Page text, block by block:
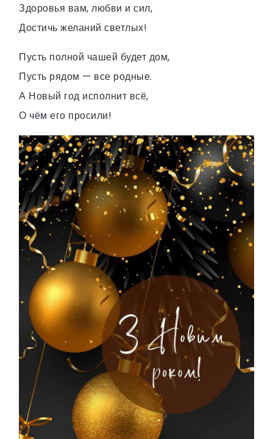
Здоровья вам, любви и сил,
Достичь желаний светлых!
Пусть полной чашей будет дом,
Пусть рядом — все родные.
А Новый год исполнит всё,
О чём его просили!